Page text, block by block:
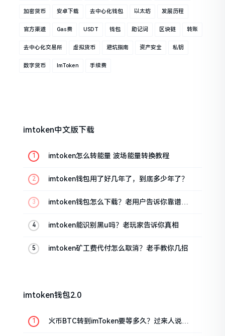
加密货币 安卓下载 去中心化钱包 以太坊 发展历程
官方渠道 Gas费 USDT 钱包 助记词 区块链 转账
去中心化交易所 虚拟货币 避坑指南 资产安全 私钥
数字货币 ImToken 手续费
imtoken中文版下载
imtoken怎么转能量 波场能量转换教程
imtoken钱包用了好几年了，到底多少年了？
imtoken钱包怎么下载？老用户告诉你靠谱渠
imtoken能识别黑u吗？老玩家告诉你真相
imtoken矿工费代付怎么取消？老手教你几招
imtoken钱包2.0
火币BTC转到imToken要等多久？过来人说说